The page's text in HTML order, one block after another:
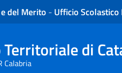
del Merito - Ufficio
di
Calabria